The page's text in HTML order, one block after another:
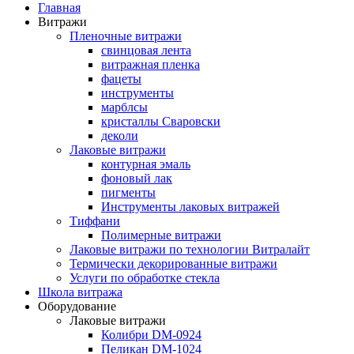
Главная
Витражи
Пленочные витражи
свинцовая лента
витражная пленка
фацеты
инструменты
марблсы
кристаллы Сваровски
деколи
Лаковые витражи
контурная эмаль
фоновый лак
пигменты
Инструменты лаковых витражей
Тиффани
Полимерные витражи
Лаковые витражи по технологии Витралайт
Термически декорированные витражи
Услуги по обработке стекла
Школа витража
Оборудование
Лаковые витражи
Колибри DM-0924
Пеликан DM-1024